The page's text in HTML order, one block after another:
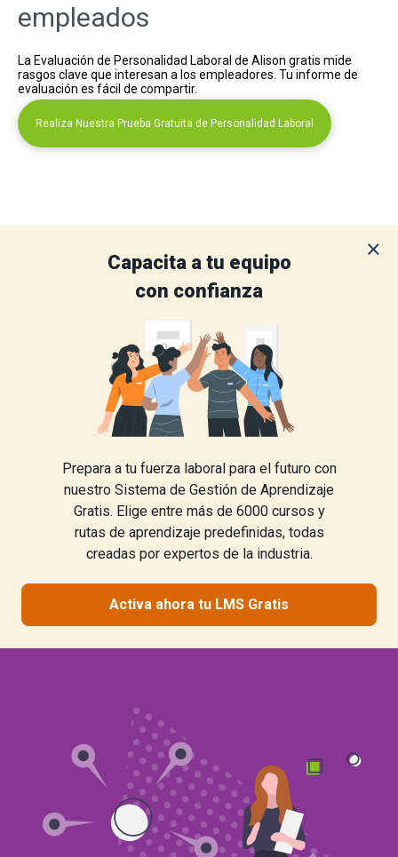
empleados
La Evaluación de Personalidad Laboral de Alison gratis mide
rasgos clave que interesan a los empleadores. Tu informe de
evaluación es fácil de compartir.
Realiza Nuestra Prueba Gratuita de Personalidad Laboral
Capacita a tu equipo
con confianza
Prepara a tu fuerza laboral para el futuro con
nuestro Sistema de Gestión de Aprendizaje
Gratis. Elige entre más de 6000 cursos y
rutas de aprendizaje predefinidas, todas
creadas por expertos de la industria.
Activa ahora tu LMS Gratis